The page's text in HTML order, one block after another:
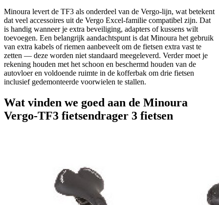
Minoura levert de TF3 als onderdeel van de Vergo-lijn, wat betekent
dat veel accessoires uit de Vergo Excel-familie compatibel zijn. Dat
is handig wanneer je extra beveiliging, adapters of kussens wilt
toevoegen. Een belangrijk aandachtspunt is dat Minoura het gebruik
van extra kabels of riemen aanbeveelt om de fietsen extra vast te
zetten — deze worden niet standaard meegeleverd. Verder moet je
rekening houden met het schoon en beschermd houden van de
autovloer en voldoende ruimte in de kofferbak om drie fietsen
inclusief gedemonteerde voorwielen te stallen.
Wat vinden we goed aan de Minoura
Vergo-TF3 fietsendrager 3 fietsen